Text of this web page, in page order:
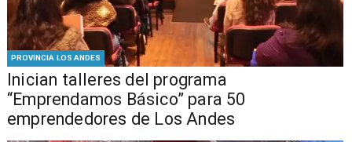
PROVINCIA LOS ANDES
Inician talleres del programa
“Emprendamos Básico” para 50
emprendedores de Los Andes